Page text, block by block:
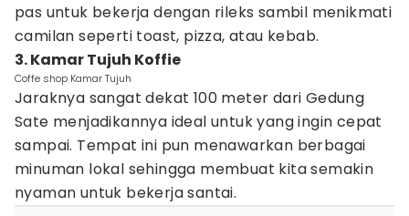
pas untuk bekerja dengan rileks sambil menikmati
camilan seperti toast, pizza, atau kebab.
3. Kamar Tujuh Koffie
Coffe shop Kamar Tujuh
Jaraknya sangat dekat 100 meter dari Gedung
Sate menjadikannya ideal untuk yang ingin cepat
sampai. Tempat ini pun menawarkan berbagai
minuman lokal sehingga membuat kita semakin
nyaman untuk bekerja santai.